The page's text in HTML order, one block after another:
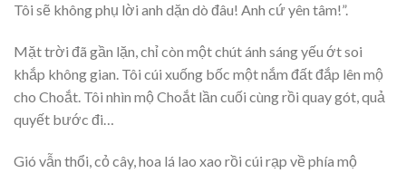
Tôi sẽ không phụ lời anh dặn dò đâu! Anh cứ yên tâm!”.
Mặt trời đã gần lặn, chỉ còn một chút ánh sáng yếu ớt soi
khắp không gian. Tôi cúi xuống bốc một nắm đất đắp lên mộ
cho Choắt. Tôi nhìn mộ Choắt lần cuối cùng rồi quay gót, quả
quyết bước đi…
Gió vẫn thổi, cỏ cây, hoa lá lao xao rồi cúi rạp về phía mộ